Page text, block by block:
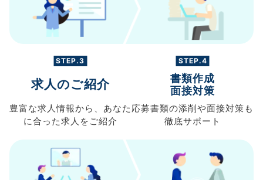
STEP.3
求人のご紹介
豊富な求人情報から、 あなた
に合った求人を ご紹介
STEP.4
書類作成
面接対策
応募書類の添削や面接対策も
徹底サポート